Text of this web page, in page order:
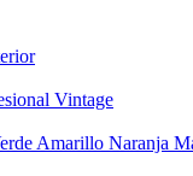
Vintage
Amarillo Naranja